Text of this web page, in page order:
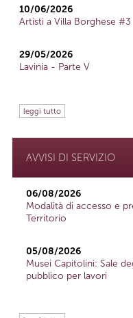
10/06/2026
Artisti a Villa Borghese #3
29/05/2026
Lavinia - Parte V
leggi tutto
AVVISI DI SERVIZIO
06/08/2026
Modalità di accesso e
Territorio
05/08/2026
Musei Capitolini: Sale
pubblico per lavori